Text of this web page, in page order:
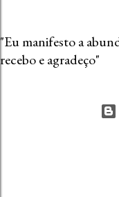
"Eu manifesto a
recebo e agradeço"